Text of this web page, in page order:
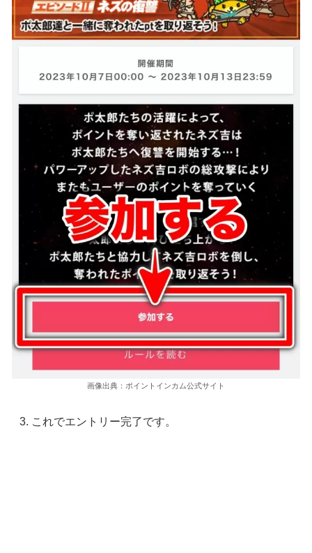
画像出典：ポイントインカム公式サイト
これでエントリー完了です。